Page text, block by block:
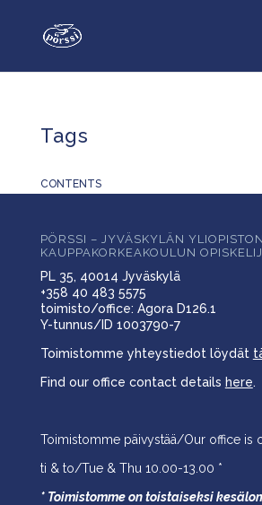
Tags
CONTENTS
PÖRSSI – JYVÄSKYLÄN YLIOPISTON
KAUPPAKORKEAKOULUN
PL 35, 40014 Jyväskylä
+358 40 483 5575
toimisto/office: Agora D126.1
Y-tunnus/ID 1003790-7
Toimistomme yhteystiedot löydät
Find our office contact details here.
Toimistomme päivystää/Our office is
ti & to/Tue & Thu 10.00-13.00 *
* Toimistomme on toistaiseksi